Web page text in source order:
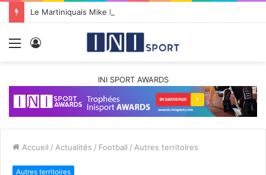
Menu
INI SPORT AWARDS
Accueil / Actualités / Football / Autres territoires
Autres territoires